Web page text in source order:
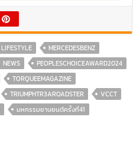
LIFESTYLE
MERCEDESBENZ
NEWS
PEOPLESCHOICEAWARD2024
TORQUEEMAGAZINE
TRIUMPHTR3AROADSTER
VCCT
มหกรรมยานยนต์ครั้งที่41